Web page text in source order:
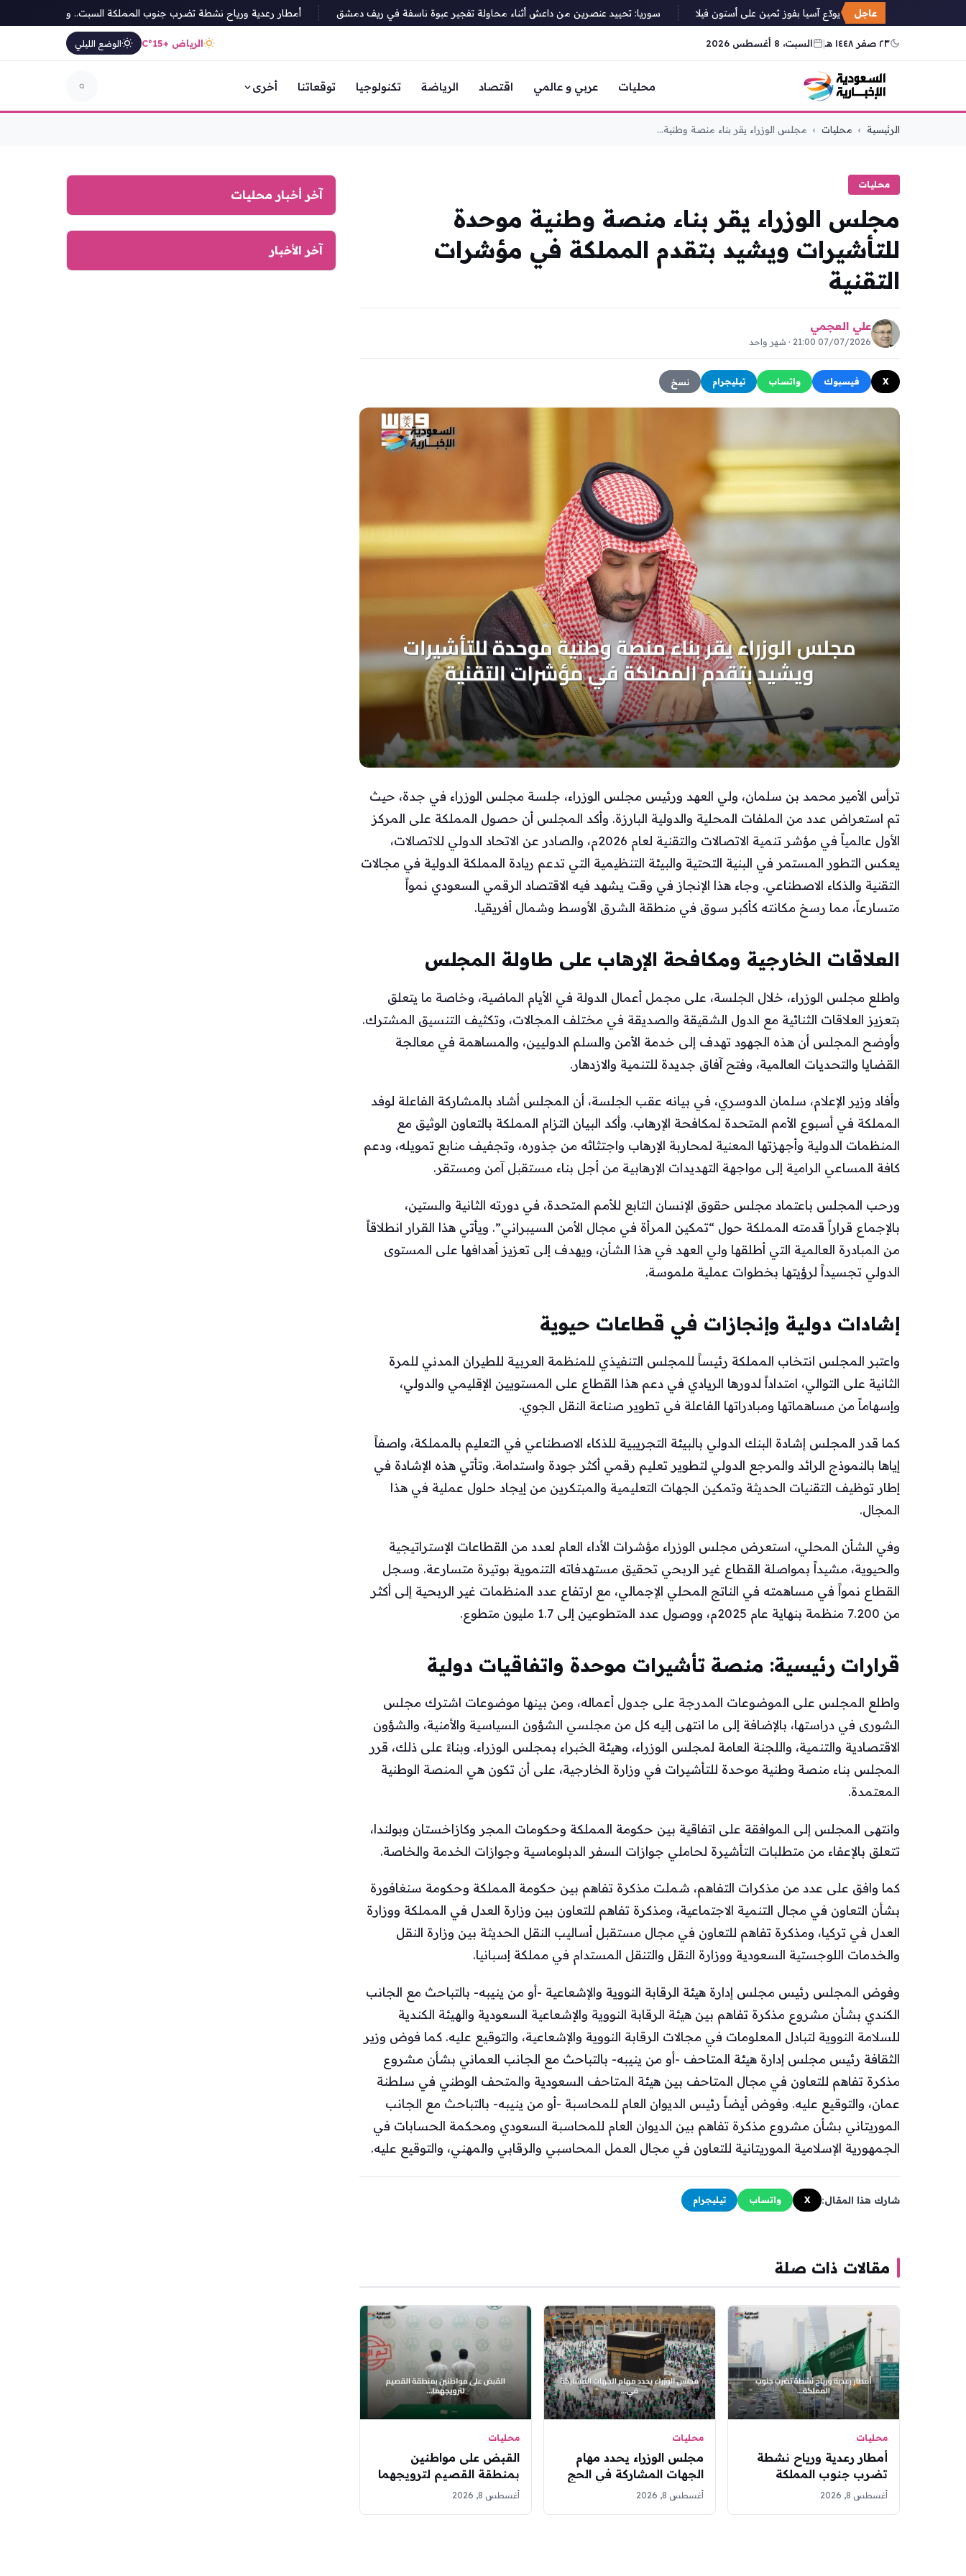
عاجل
بايرن ميونخ يودّع آسيا بفوز ثمين على أستون فيلا سوريا: تحييد عنصرين من داعش أثناء محاولة تفجير عبوة ناسفة في ريف دمشق أمطار رعدية ورياح نشطة تضرب جنوب المملكة السبت.. وتحذير من موجات
٢٣ صفر ١٤٤٨ هـ | السبت، 8 أغسطس 2026 الرياض +15°C الوضع الليلي
محليات عربي و عالمي اقتصاد الرياضة تكنولوجيا توقعاتنا أخرى
الرئيسية › محليات › مجلس الوزراء يقر بناء منصة وطنية...
محليات
مجلس الوزراء يقر بناء منصة وطنية موحدة
للتأشيرات ويشيد بتقدم المملكة في مؤشرات
التقنية
علي العجمي
07/07/2026 21:00 · شهر واحد
X فيسبوك واتساب تيليجرام نسخ
ترأس الأمير محمد بن سلمان، ولي العهد ورئيس مجلس الوزراء، جلسة مجلس الوزراء في جدة، حيث
تم استعراض عدد من الملفات المحلية والدولية البارزة. وأكد المجلس أن حصول المملكة على المركز
الأول عالمياً في مؤشر تنمية الاتصالات والتقنية لعام 2026م، والصادر عن الاتحاد الدولي للاتصالات،
يعكس التطور المستمر في البنية التحتية والبيئة التنظيمية التي تدعم ريادة المملكة الدولية في مجالات
التقنية والذكاء الاصطناعي. وجاء هذا الإنجاز في وقت يشهد فيه الاقتصاد الرقمي السعودي نمواً
متسارعاً، مما رسخ مكانته كأكبر سوق في منطقة الشرق الأوسط وشمال أفريقيا.
العلاقات الخارجية ومكافحة الإرهاب على طاولة المجلس
واطلع مجلس الوزراء، خلال الجلسة، على مجمل أعمال الدولة في الأيام الماضية، وخاصة ما يتعلق
بتعزيز العلاقات الثنائية مع الدول الشقيقة والصديقة في مختلف المجالات، وتكثيف التنسيق المشترك.
وأوضح المجلس أن هذه الجهود تهدف إلى خدمة الأمن والسلم الدوليين، والمساهمة في معالجة
القضايا والتحديات العالمية، وفتح آفاق جديدة للتنمية والازدهار.
وأفاد وزير الإعلام، سلمان الدوسري، في بيانه عقب الجلسة، أن المجلس أشاد بالمشاركة الفاعلة لوفد
المملكة في أسبوع الأمم المتحدة لمكافحة الإرهاب. وأكد البيان التزام المملكة بالتعاون الوثيق مع
المنظمات الدولية وأجهزتها المعنية لمحاربة الإرهاب واجتثاثه من جذوره، وتجفيف منابع تمويله، ودعم
كافة المساعي الرامية إلى مواجهة التهديدات الإرهابية من أجل بناء مستقبل آمن ومستقر.
ورحب المجلس باعتماد مجلس حقوق الإنسان التابع للأمم المتحدة، في دورته الثانية والستين،
بالإجماع قراراً قدمته المملكة حول “تمكين المرأة في مجال الأمن السيبراني”. ويأتي هذا القرار انطلاقاً
من المبادرة العالمية التي أطلقها ولي العهد في هذا الشأن، ويهدف إلى تعزيز أهدافها على المستوى
الدولي تجسيداً لرؤيتها بخطوات عملية ملموسة.
إشادات دولية وإنجازات في قطاعات حيوية
واعتبر المجلس انتخاب المملكة رئيساً للمجلس التنفيذي للمنظمة العربية للطيران المدني للمرة
الثانية على التوالي، امتداداً لدورها الريادي في دعم هذا القطاع على المستويين الإقليمي والدولي،
وإسهاماً من مساهماتها ومبادراتها الفاعلة في تطوير صناعة النقل الجوي.
كما قدر المجلس إشادة البنك الدولي بالبيئة التجريبية للذكاء الاصطناعي في التعليم بالمملكة، واصفاً
إياها بالنموذج الرائد والمرجع الدولي لتطوير تعليم رقمي أكثر جودة واستدامة. وتأتي هذه الإشادة في
إطار توظيف التقنيات الحديثة وتمكين الجهات التعليمية والمبتكرين من إيجاد حلول عملية في هذا
المجال.
وفي الشأن المحلي، استعرض مجلس الوزراء مؤشرات الأداء العام لعدد من القطاعات الإستراتيجية
والحيوية، مشيداً بمواصلة القطاع غير الربحي تحقيق مستهدفاته التنموية بوتيرة متسارعة. وسجل
القطاع نمواً في مساهمته في الناتج المحلي الإجمالي، مع ارتفاع عدد المنظمات غير الربحية إلى أكثر
من 7.200 منظمة بنهاية عام 2025م، ووصول عدد المتطوعين إلى 1.7 مليون متطوع.
قرارات رئيسية: منصة تأشيرات موحدة واتفاقيات دولية
واطلع المجلس على الموضوعات المدرجة على جدول أعماله، ومن بينها موضوعات اشترك مجلس
الشورى في دراستها، بالإضافة إلى ما انتهى إليه كل من مجلسي الشؤون السياسية والأمنية، والشؤون
الاقتصادية والتنمية، واللجنة العامة لمجلس الوزراء، وهيئة الخبراء بمجلس الوزراء. وبناءً على ذلك، قرر
المجلس بناء منصة وطنية موحدة للتأشيرات في وزارة الخارجية، على أن تكون هي المنصة الوطنية
المعتمدة.
وانتهى المجلس إلى الموافقة على اتفاقية بين حكومة المملكة وحكومات المجر وكازاخستان وبولندا،
تتعلق بالإعفاء من متطلبات التأشيرة لحاملي جوازات السفر الدبلوماسية وجوازات الخدمة والخاصة.
كما وافق على عدد من مذكرات التفاهم، شملت مذكرة تفاهم بين حكومة المملكة وحكومة سنغافورة
بشأن التعاون في مجال التنمية الاجتماعية، ومذكرة تفاهم للتعاون بين وزارة العدل في المملكة ووزارة
العدل في تركيا، ومذكرة تفاهم للتعاون في مجال مستقبل أساليب النقل الحديثة بين وزارة النقل
والخدمات اللوجستية السعودية ووزارة النقل والتنقل المستدام في مملكة إسبانيا.
وفوض المجلس رئيس مجلس إدارة هيئة الرقابة النووية والإشعاعية -أو من ينيبه- بالتباحث مع الجانب
الكندي بشأن مشروع مذكرة تفاهم بين هيئة الرقابة النووية والإشعاعية السعودية والهيئة الكندية
للسلامة النووية لتبادل المعلومات في مجالات الرقابة النووية والإشعاعية، والتوقيع عليه. كما فوض وزير
الثقافة رئيس مجلس إدارة هيئة المتاحف -أو من ينيبه- بالتباحث مع الجانب العماني بشأن مشروع
مذكرة تفاهم للتعاون في مجال المتاحف بين هيئة المتاحف السعودية والمتحف الوطني في سلطنة
عمان، والتوقيع عليه. وفوض أيضاً رئيس الديوان العام للمحاسبة -أو من ينيبه- بالتباحث مع الجانب
الموريتاني بشأن مشروع مذكرة تفاهم بين الديوان العام للمحاسبة السعودي ومحكمة الحسابات في
الجمهورية الإسلامية الموريتانية للتعاون في مجال العمل المحاسبي والرقابي والمهني، والتوقيع عليه.
شارك هذا المقال: X واتساب تيليجرام
مقالات ذات صلة
محليات
أمطار رعدية ورياح نشطة
تضرب جنوب المملكة
السبت.. وتحذير من موجات
أغسطس 8, 2026
محليات
مجلس الوزراء يحدد مهام
الجهات المشاركة في الحج
عبر تعديل جديد
أغسطس 8, 2026
محليات
القبض على مواطنين
بمنطقة القصيم لترويجهما
مادة الإمفيتامين المخدر
أغسطس 8, 2026
آخر أخبار محليات
آخر الأخبار